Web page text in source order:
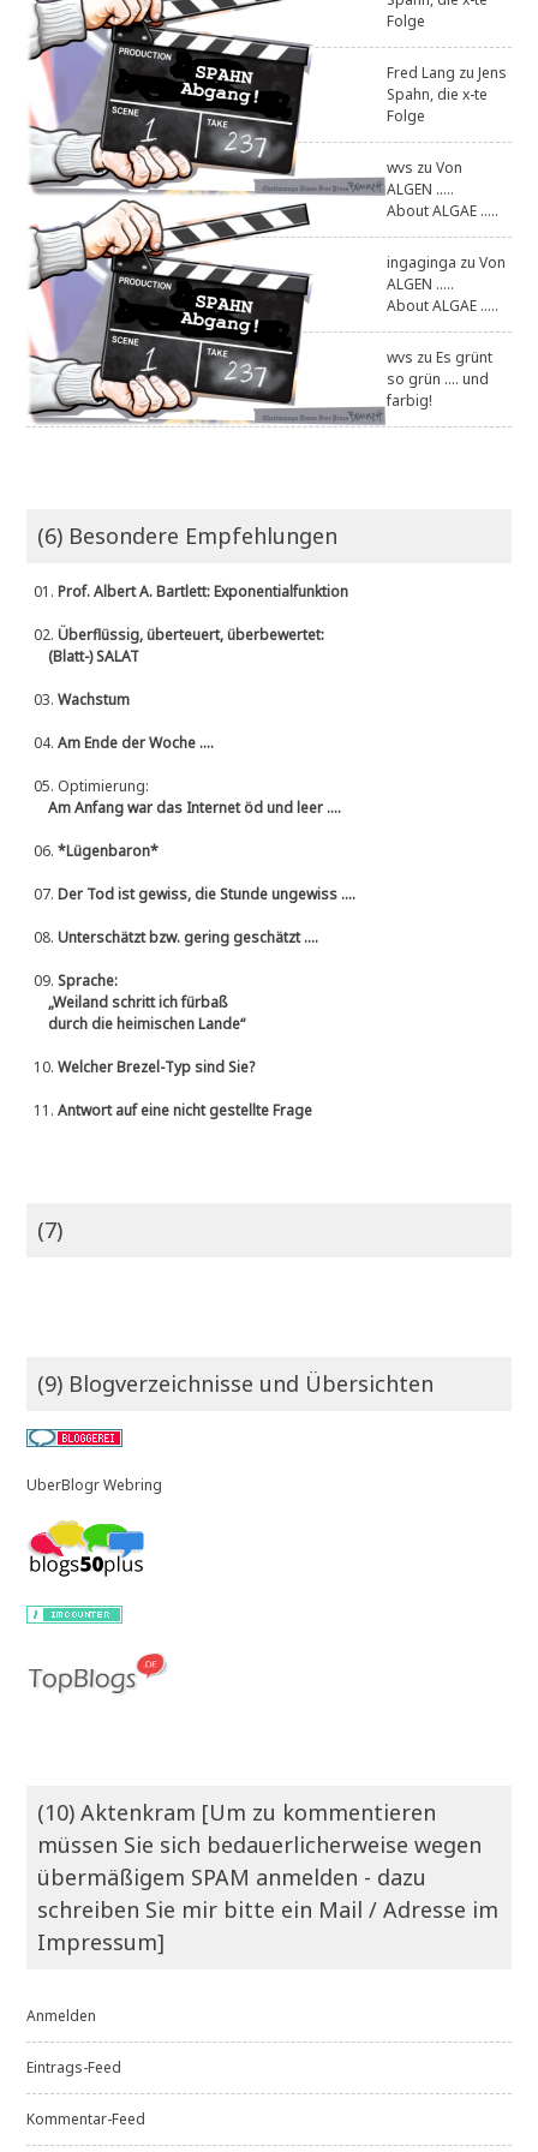
Folge
Fred Lang zuJens
Spahn, die x-te
Folge
wvs zuVon
ALGEN .....
About ALGAE .....
ingaginga zuVon
ALGEN .....
About ALGAE .....
wvs zuEs grünt
so grün .... und
farbig!
(6) Besondere Empfehlungen
01.Prof. Albert A. Bartlett: Exponentialfunktion
02.Überflüssig, überteuert, überbewertet:
(Blatt-) SALAT
03.Wachstum
04.Am Ende der Woche ....
05. Optimierung:
Am Anfang war das Internet öd und leer ....
06.*Lügenbaron*
07.Der Tod ist gewiss, die Stunde ungewiss ....
08.Unterschätzt bzw. gering geschätzt ....
09.Sprache:
„Weiland schritt ich fürbaß
durch die heimischen Lande“
10.Welcher Brezel-Typ sind Sie?
11.Antwort auf eine nicht gestellte Frage
(7)
(9) Blogverzeichnisse und Übersichten
UberBlogr Webring
(10) Aktenkram [Um zu kommentieren
müssen Sie sich bedauerlicherweise wegen
übermäßigem SPAM anmelden - dazu
schreiben Sie mir bitte ein Mail / Adresse im
Impressum]
Anmelden
Eintrags-Feed
Kommentar-Feed